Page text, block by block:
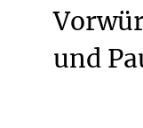
und